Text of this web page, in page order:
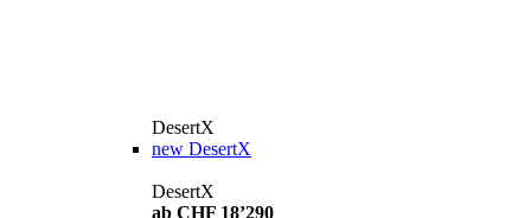
DesertX
new DesertX
DesertX
ab CHF 18’290